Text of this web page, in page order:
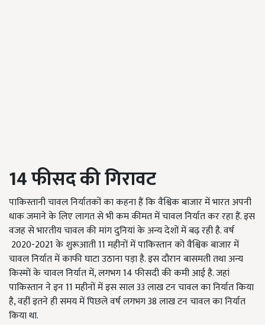
14फीसदकीगिरावट
पाकिस्तानी चावल निर्यातकों का कहना हैं कि वैश्विक बाजार में भारत अपनी
धाक जमाने के लिए लागत से भी कम कीमत में चावल निर्यात कर रहा हैं. इस
वजह से भारतीय चावल की मांग दुनियां के अन्य देशों में बढ़ रही है. वर्ष
2020-2021 के शुरूआती 11 महीनों में पाकिस्तान को वैश्विक बाजार में
चावल निर्यात में काफी घाटा उठाना पड़ा है. इस दौरान बासमती तथा अन्य
किस्मों के चावल निर्यात में, लगभग 14 फीसदी की कमी आई है. जहां
पाकिस्तान ने इन 11 महीनों में इस साल 33 लाख टन चावल का निर्यात किया
है, वहीं इतने ही समय में पिछले वर्ष लगभग 38 लाख टन चावल का निर्यात
किया था.